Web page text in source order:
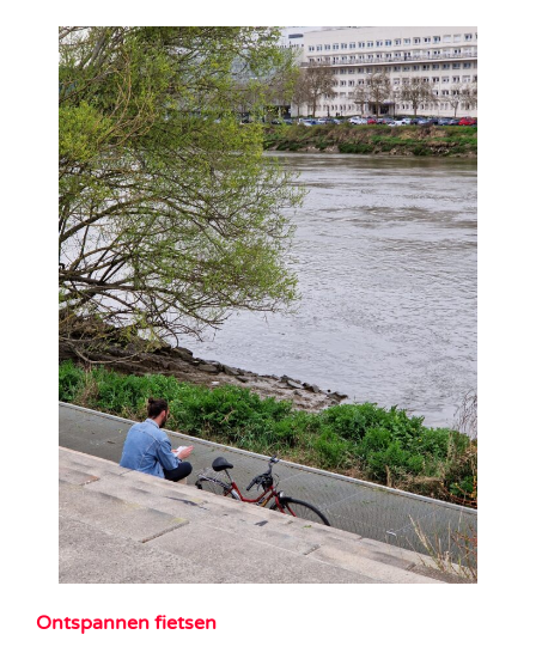
Ontspannen fietsen